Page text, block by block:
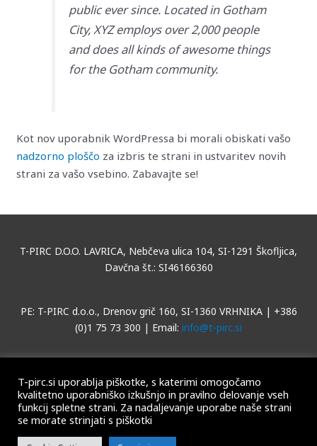
public ever since. Located in Gotham
City, XYZ employs over 2,000 people
and does all kinds of awesome things
for the Gotham community.
Kot nov uporabnik WordPressa bi morali obiskati vašo
nadzorno ploščo za izbris te strani in ustvaritev novih
strani za vašo vsebino. Zabavajte se!
T-PIRC D.O.O. LAVRICA, Nebčeva ulica 104, SI-1291 Škofljica,
Davčna št.: SI46166360
PE: T-PIRC d.o.o., Drenov grič 160, SI-1360 VRHNIKA | +386
(0)1 75 73 300 | Email: info@t-pirc.si
T-PIRC T-PIRC
Copyright © 2026 T-PIRC
T-pirc.si uporablja piškotke, s katerimi omogočamo
kvalitetno uporabniško izkušnjo in pravilno delovanje vseh
funkcij spletne strani. Za nadaljevanje uporabe naše strani
se morate strinjati s piškotki